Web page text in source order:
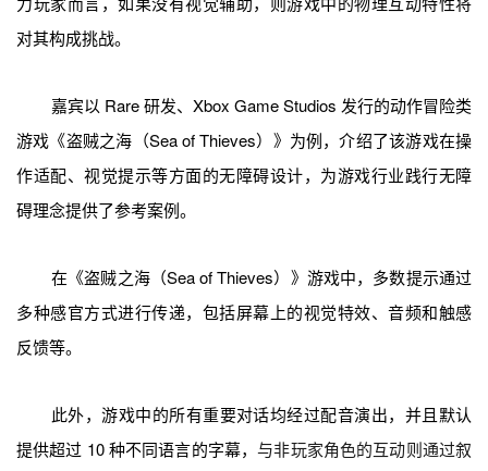
对其构成挑战。
嘉宾以 Rare 研发、Xbox Game Studios 发行的动作冒险类
游戏《盗贼之海（Sea of Thieves）》为例，介绍了该游戏在操
作适配、视觉提示等方面的无障碍设计，为游戏行业践行无障
碍理念提供了参考案例。
在《盗贼之海（Sea of Thieves）》游戏中，多数提示通过
多种感官方式进行传递，包括屏幕上的视觉特效、音频和触感
反馈等。
此外，游戏中的所有重要对话均经过配音演出，并且默认
提供超过 10 种不同语言的字幕，与非玩家角色的互动则通过叙